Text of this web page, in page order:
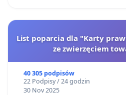
List poparcia dla "Karty
ze zwierzęciem
40 305 podpisów
22 Podpisy / 24 godzin
30 Nov 2025